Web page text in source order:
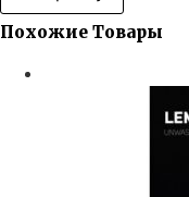
-
Dark
Похожие Товары